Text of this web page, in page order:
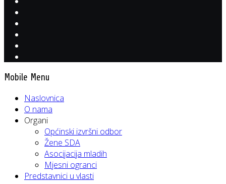
Mobile Menu
Naslovnica
O nama
Organi
Općinski izvršni odbor
Žene SDA
Asocijacija mladih
Mjesni ogranci
Predstavnici u vlasti